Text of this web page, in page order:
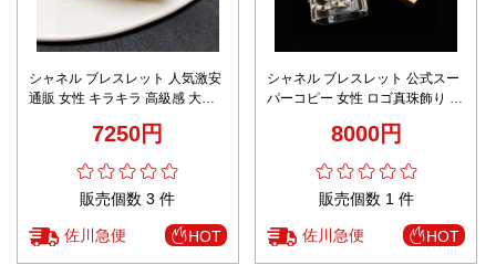
シャネル ブレスレット 人気激安
通販 女性 キラキラ 高級感 大人
7250円
販売個数 3 件
佐川急便 HOT
シャネル ブレスレット 公式スー
パーコピー 女性 ロゴ真珠飾り 透
8000円
販売個数 1 件
佐川急便 HOT